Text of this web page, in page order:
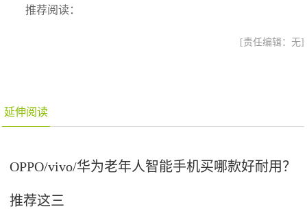
推荐阅读：
[责任编辑：无]
延伸阅读
OPPO/vivo/华为老年人智能手机买哪款好耐用？
推荐这三